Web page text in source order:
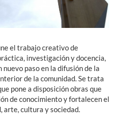
el trabajo creativo de
investigación y docencia,
paso en la difusión de la
de la comunidad. Se trata
pone a disposición obras que
de conocimiento y fortalecen el
cultura y sociedad.